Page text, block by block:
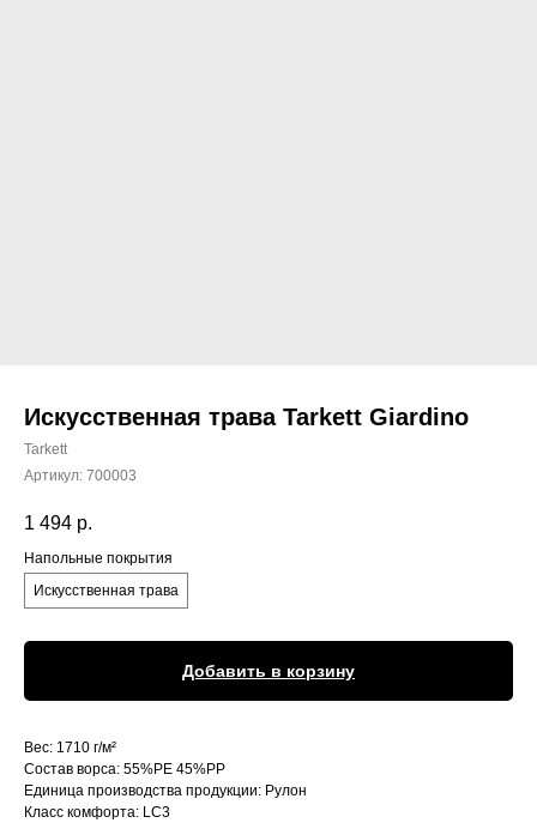
Искусственная трава Tarkett Giardino
Tarkett
Артикул: 700003
1 494 р.
Напольные покрытия
Искусственная трава
Добавить в корзину
Вес: 1710 г/м²
Состав ворса: 55%PE 45%PP
Единица производства продукции: Рулон
Класс комфорта: LC3